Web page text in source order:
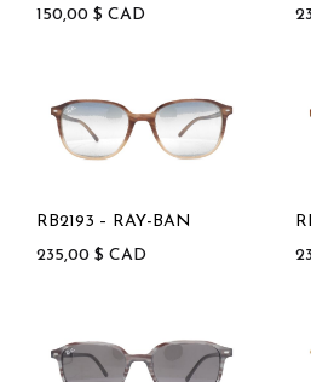
150,00 $ CAD
RB2193 – RAY-BAN
235,00 $ CAD